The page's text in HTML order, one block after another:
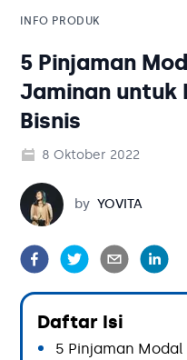
Tambahan
Kategori Blog
INFO PRODUK
5 Pinjaman
Jaminan untuk
Bisnis
8 Oktober 2022
Yovita
by YOVITA
Daftar Isi
5 Pinjaman